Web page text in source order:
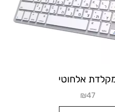
מקלדת אלחוטי